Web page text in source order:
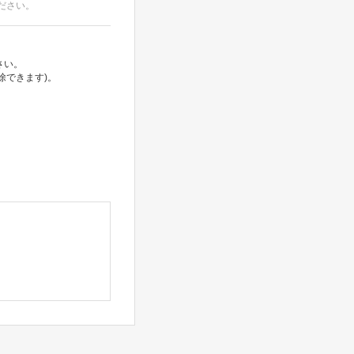
い。
。
きます)。